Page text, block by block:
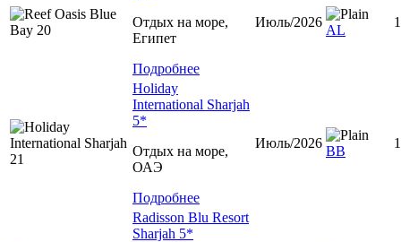
Отдых на море,
Египет
Подробнее
Июль/2026
AL
1
Holiday
International Sharjah
5*
Отдых на море,
ОАЭ
Подробнее
Июль/2026
BB
1
Radisson Blu Resort
Sharjah 5*